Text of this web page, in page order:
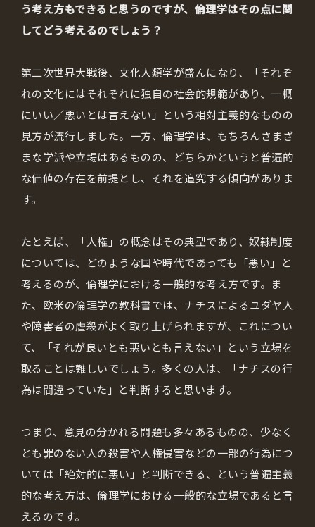
う考え方もできると思うのですが、倫理学はその点に関
してどう考えるのでしょう？
第二次世界大戦後、文化人類学が盛んになり、「それぞ
れの文化にはそれぞれに独自の社会的規範があり、一概
にいい／悪いとは言えない」という相対主義的なものの
見方が流行しました。一方、倫理学は、もちろんさまざ
まな学派や立場はあるものの、どちらかというと普遍的
な価値の存在を前提とし、それを追究する傾向がありま
す。
たとえば、「人権」の概念はその典型であり、奴隷制度
については、どのような国や時代であっても「悪い」と
考えるのが、倫理学における一般的な考え方です。ま
た、欧米の倫理学の教科書では、ナチスによるユダヤ人
や障害者の虐殺がよく取り上げられますが、これについ
て、「それが良いとも悪いとも言えない」という立場を
取ることは難しいでしょう。多くの人は、「ナチスの行
為は間違っていた」と判断すると思います。
つまり、意見の分かれる問題も多々あるものの、少なく
とも罪のない人の殺害や人権侵害などの一部の行為につ
いては「絶対的に悪い」と判断できる、という普遍主義
的な考え方は、倫理学における一般的な立場であると言
えるのです。